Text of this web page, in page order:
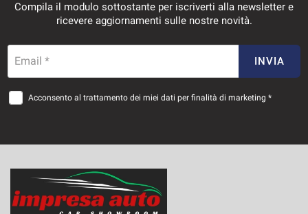
Compila il modulo sottostante per iscriverti alla newsletter e
ricevere aggiornamenti sulle nostre novità.
Email * INVIA
Acconsento al trattamento dei miei dati per finalità di marketing *